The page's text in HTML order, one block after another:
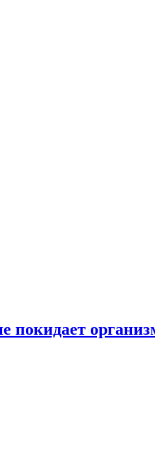
покидает